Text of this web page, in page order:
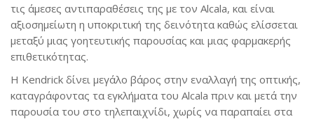
τις άμεσες αντιπαραθέσεις της με τον Alcala, και είναι
αξιοσημείωτη η υποκριτική της δεινότητα καθώς ελίσσεται
μεταξύ μιας γοητευτικής παρουσίας και μιας φαρμακερής
επιθετικότητας.
Η Kendrick δίνει μεγάλο βάρος στην εναλλαγή της οπτικής,
καταγράφοντας τα εγκλήματα του Alcala πριν και μετά την
παρουσία του στο τηλεπαιχνίδι, χωρίς να παραπαίει στα